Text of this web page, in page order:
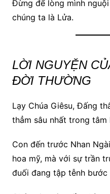
Đừng để lòng mình
chúng ta là Lửa.
LỜI NGUYỆN
ĐỜI THƯỜNG
Lạy Chúa Giêsu, Đấng
thẳm sâu nhất trong tâm
Con đến trước Nhan
hoa mỹ, mà với sự trần
đuối đang tập tễnh